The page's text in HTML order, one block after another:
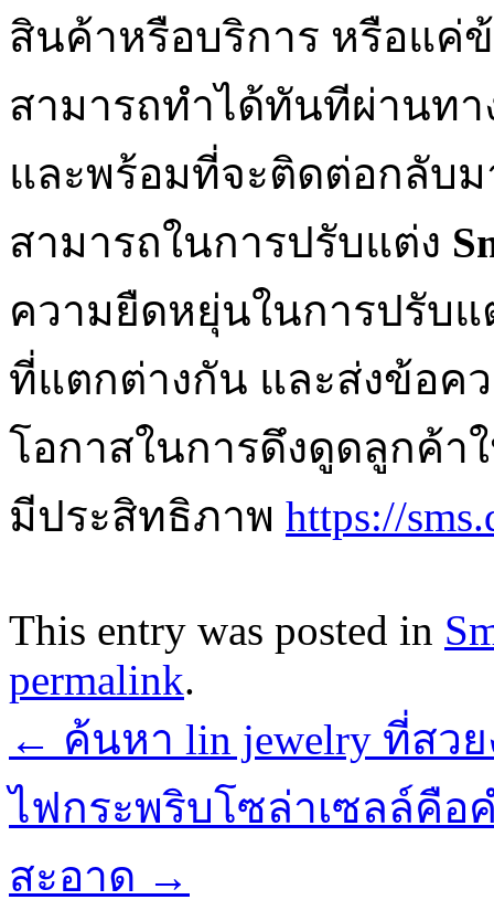
สินค้าหรือบริการ หรือแค่
สามารถทำได้ทันทีผ่านทา
และพร้อมที่จะติดต่อกลับ
สามารถในการปรับแต่ง
ความยืดหยุ่นในการปรับ
ที่แตกต่างกัน และส่งข้อค
โอกาสในการดึงดูดลูกค้า
มีประสิทธิภาพ https://
This entry was posted in
permalink.
← ค้นหา lin jewelry ที่ส
ไฟกระพริบโซล่าเซลล์คื
สะอาด →